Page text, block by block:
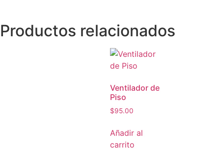
Productos relacionados
Ventilador de
Piso
$95.00
Añadir al
carrito